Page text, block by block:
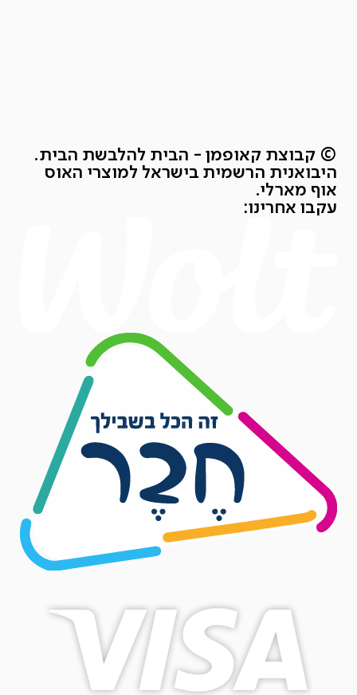
© קבוצת קאופמן - הבית להלבשת הבית.
היבואנית הרשמית בישראל למוצרי האוס
אוף מארלי.
עקבו אחרינו: